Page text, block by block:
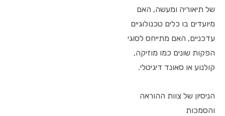
של תיאוריה ומעשה, האם
מיועדים בו כלים טכנולוגיים
עדכניים, האם מתייחס לסוגי
הפקות שונים כמו מוזיקה,
קולנוע או סאונד דיגיטלי.
הניסיון של צוות ההוראה
והסמכות